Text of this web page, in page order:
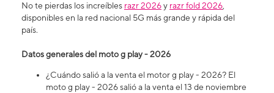
No te pierdas los increíbles razr 2026y razr fold 2026,
disponibles en la red nacional 5G más grande y rápida del
país.
Datos generales del moto g play - 2026
¿Cuándo salió a la venta el motor g play - 2026? El
moto g play - 2026 salió a la venta el 13 de noviembre